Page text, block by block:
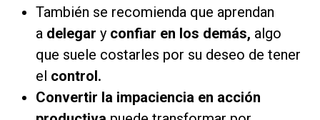
También se recomienda que aprendan
a delegar y confiar en los demás, algo
que suele costarles por su deseo de tener
el control.
Convertir la impaciencia en acción